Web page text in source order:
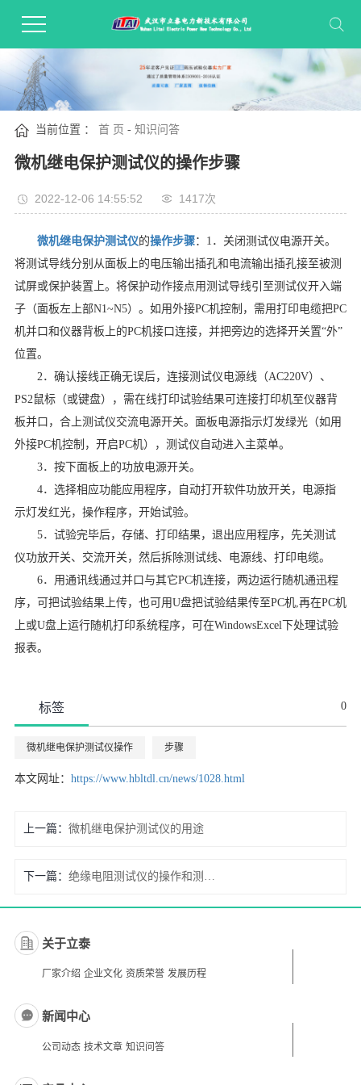
当前位置 ： 首 页 - 知识问答
微机继电保护测试仪的操作步骤
2022-12-06 14:55:52 1417次
微机继电保护测试仪的操作步骤： 1．关闭测试仪电源开关。
将测试导线分别从面板上的电压输出插孔和电流输出插孔接至被测
试屏或保护装置上。将保护动作接点用测试导线引至测试仪开入端
子（面板左上部N1~N5）。如用外接PC机控制，需用打印电缆把PC
机并口和仪器背板上的PC机接口连接，并把旁边的选择开关置“外”
位置。
2．确认接线正确无误后，连接测试仪电源线（AC220V）、
PS2鼠标（或键盘），需在线打印试验结果可连接打印机至仪器背
板并口，合上测试仪交流电源开关。面板电源指示灯发绿光（如用
外接PC机控制，开启PC机），测试仪自动进入主菜单。
3．按下面板上的功放电源开关。
4．选择相应功能应用程序，自动打开软件功放开关，电源指
示灯发红光，操作程序，开始试验。
5．试验完毕后，存储、打印结果，退出应用程序，先关测试
仪功放开关、交流开关，然后拆除测试线、电源线、打印电缆。
6．用通讯线通过并口与其它PC机连接，两边运行随机通迅程
序，可把试验结果上传，也可用U盘把试验结果传至PC机,再在PC机
上或U盘上运行随机打印系统程序，可在WindowsExcel下处理试验
报表。
标签 0
微机继电保护测试仪操作 步骤
本文网址： https://www.hbltdl.cn/news/1028.html
上一篇： 微机继电保护测试仪的用途
下一篇：
关于立泰
厂家介绍 企业文化 资质荣誉 发展历程
新闻中心
公司动态 技术文章 知识问答